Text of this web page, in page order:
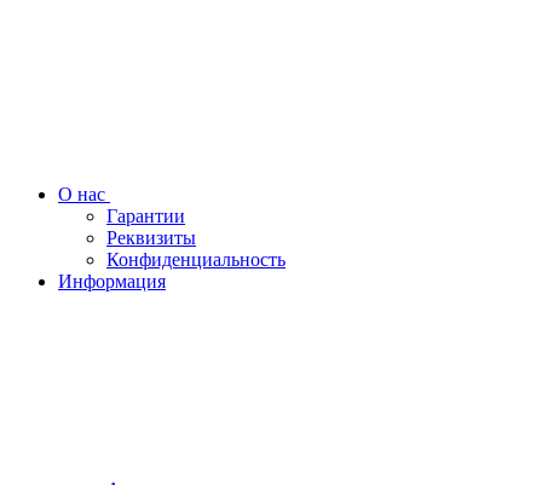
О нас
Гарантии
Реквизиты
Конфиденциальность
Информация